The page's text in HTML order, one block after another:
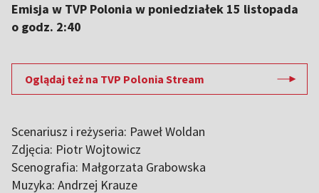
Emisja w TVP Polonia w poniedziałek 15 listopada
o godz. 2:40
Oglądaj też na TVP Polonia Stream
Scenariusz i reżyseria: Paweł Woldan
Zdjęcia: Piotr Wojtowicz
Scenografia: Małgorzata Grabowska
Muzyka: Andrzej Krauze